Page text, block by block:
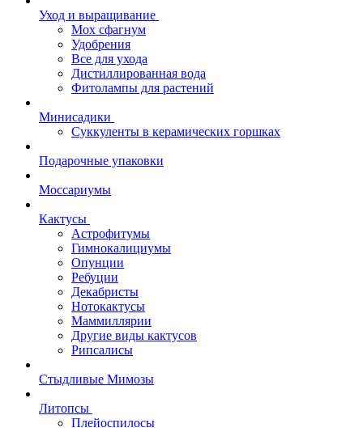
Уход и выращивание
Мох сфагнум
Удобрения
Все для ухода
Дистиллированная вода
Фитолампы для растений
Минисадики
Суккуленты в керамических горшках
Подарочные упаковки
Моссариумы
Кактусы
Астрофитумы
Гимнокалициумы
Опунции
Ребуции
Декабристы
Нотокактусы
Маммиллярии
Другие виды кактусов
Рипсалисы
Стыдливые Мимозы
Литопсы
Плейоспилосы